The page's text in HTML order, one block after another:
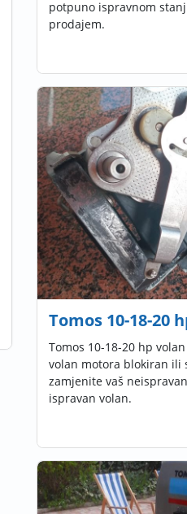
potpuno ispravnom
prodajem.
Tomos 10-18-20
Tomos 10-18-20 hp
volan motora blokiran ili
zamjenite vaš
ispravan volan.